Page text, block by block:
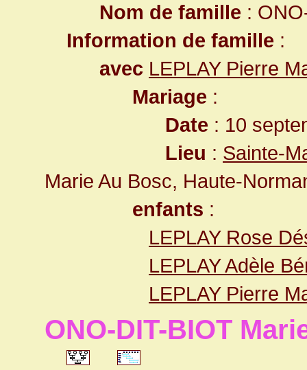
Nom de famille :
Information de famille :
avec LEPLAY Pierre
Mariage :
Date : 10
Lieu : Sainte-
Marie Au Bosc, Haute-
enfants :
LEPLAY Rose
LEPLAY Adèle
LEPLAY Pierre
ONO-DIT-BIOT